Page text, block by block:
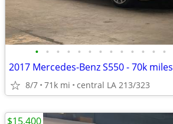
• • • • • • • • • • • • •
2017 Mercedes-Benz S550 - 70k miles
8/7 71k mi central LA 213/323
$15,400